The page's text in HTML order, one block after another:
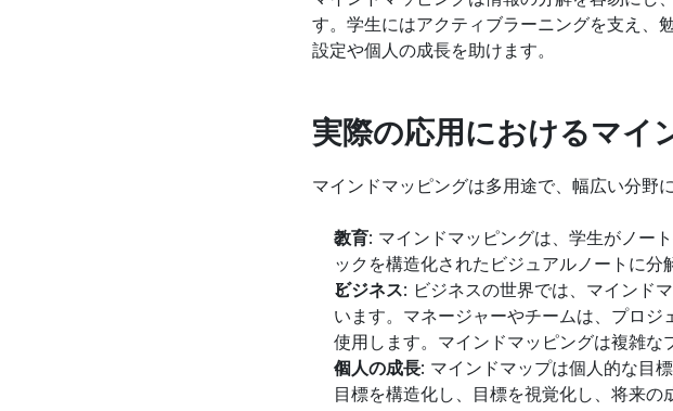
す。学生にはアクティブラーニングを支え、
設定や個人の成長を助けます。
実際の応用におけるマイ
マインドマッピングは多用途で、幅広い分野
教育: マインドマッピングは、学生がノー
ックを構造化されたビジュアルノートに分
ビジネス: ビジネスの世界では、マインド
います。マネージャーやチームは、プロ
使用します。マインドマッピングは複雑な
個人の成長: マインドマップは個人的な目
目標を構造化し、目標を視覚化し、将来の